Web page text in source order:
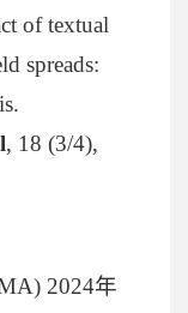
of textual
spreads:
, 18 (3/4),
2024年